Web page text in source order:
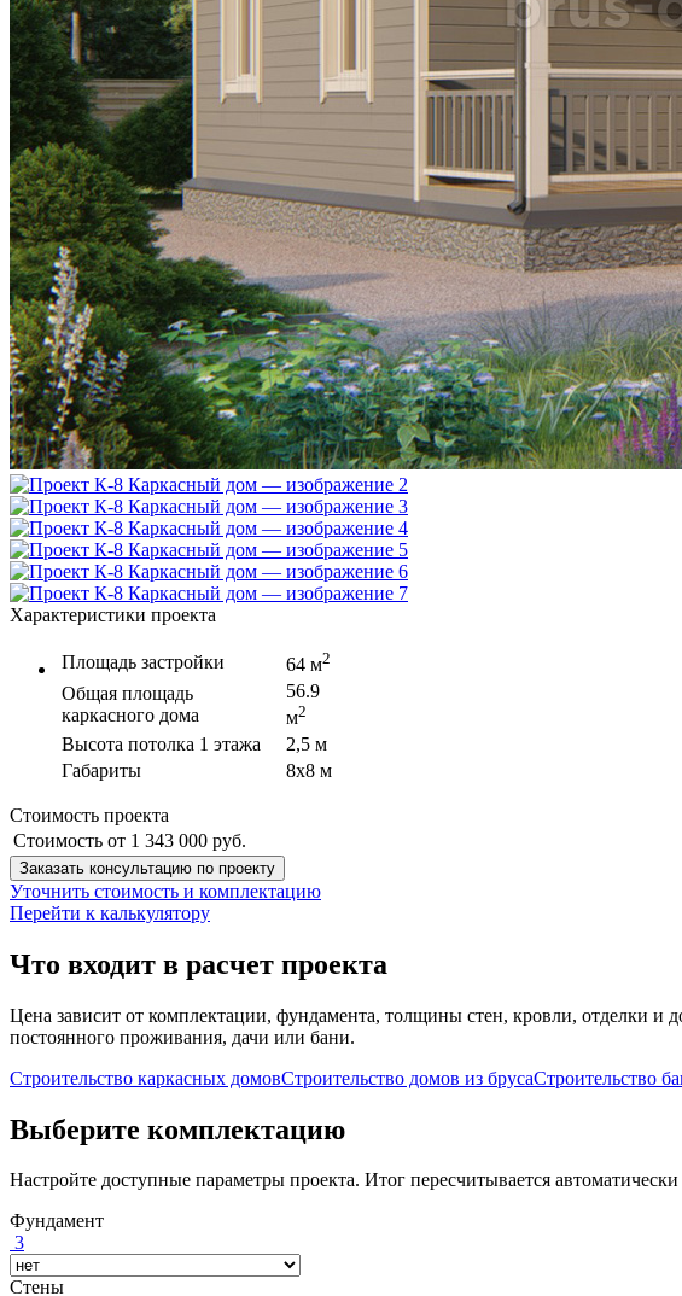
Характеристики проекта
Площадь застройки 64 м2
Общая площадь
каркасного дома
56.9
м2
Высота потолка 1 этажа
2,5 м
Габариты
8х8 м
Стоимость проекта
Стоимость от 1 343 000 руб.
Заказать консультацию по проекту
Уточнить стоимость и комплектацию
Перейти к калькулятору
Что входит в расчет проекта
Цена зависит от комплектации, фундамента, толщины стен, кровли, отделки и
постоянного проживания, дачи или бани.
Строительство каркасных домовСтроительство домов из брусаСтроительство
Выберите комплектацию
Настройте доступные параметры проекта. Итог пересчитывается
Фундамент
3
Стены